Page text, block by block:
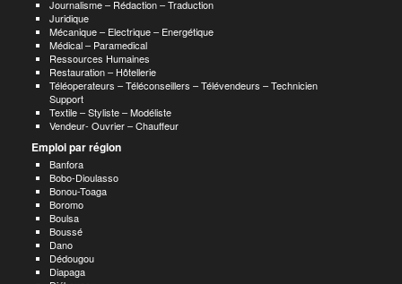
Journalisme – Rédaction – Traduction
Juridique
Mécanique – Electrique – Energétique
Médical – Paramedical
Ressources Humaines
Restauration – Hôtellerie
Téléoperateurs – Téléconseillers – Télévendeurs – Technicien
Support
Textile – Styliste – Modéliste
Vendeur- Ouvrier – Chauffeur
Emploi par région
Banfora
Bobo-Dioulasso
Bonou-Toaga
Boromo
Boulsa
Boussé
Dano
Dédougou
Diapaga